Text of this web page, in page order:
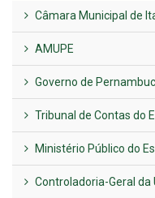
Câmara Municipal de
AMUPE
Governo de
Tribunal de Contas do
Ministério Público do
Controladoria-Geral da